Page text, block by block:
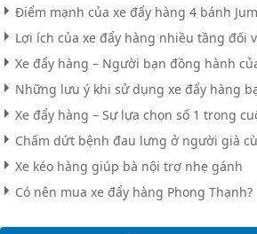
Điểm mạnh của xe đẩy hàng 4 bánh
Lợi ích của xe đẩy hàng nhiều tầng đối
Xe đẩy hàng – Người bạn đồng hành
Những lưu ý khi sử dụng xe đẩy hàng
Xe đẩy hàng – Sự lựa chọn số 1 trong
Chấm dứt bệnh đau lưng ở người già
Xe kéo hàng giúp bà nội trợ nhẹ gánh
Có nên mua xe đẩy hàng Phong Thạnh?